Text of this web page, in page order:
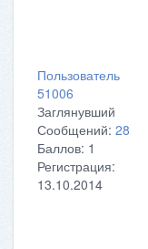
Пользователь
51006
Заглянувший
Сообщений: 28
Баллов: 1
Регистрация:
13.10.2014